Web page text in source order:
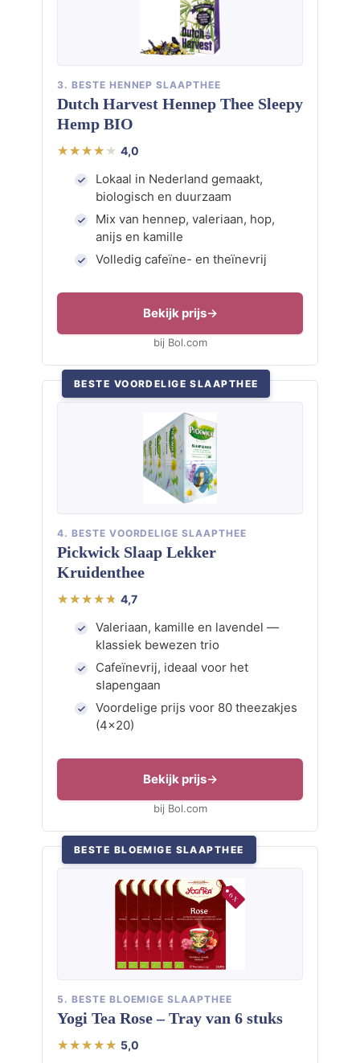
3. BESTE HENNEP SLAAPTHEE
Dutch Harvest Hennep Thee Sleepy
Hemp BIO
4,0
Lokaal in Nederland gemaakt,
biologisch en duurzaam
Mix van hennep, valeriaan, hop,
anijs en kamille
Volledig cafeïne- en theïnevrij
Bekijk prijs
bij Bol.com
BESTE VOORDELIGE SLAAPTHEE
4. BESTE VOORDELIGE SLAAPTHEE
Pickwick Slaap Lekker
Kruidenthee
4,7
Valeriaan, kamille en lavendel —
klassiek bewezen trio
Cafeïnevrij, ideaal voor het
slapengaan
Voordelige prijs voor 80 theezakjes
(4×20)
Bekijk prijs
bij Bol.com
BESTE BLOEMIGE SLAAPTHEE
5. BESTE BLOEMIGE SLAAPTHEE
Yogi Tea Rose – Tray van 6 stuks
5,0